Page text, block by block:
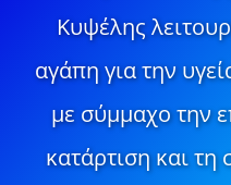
Κυψέλης
αγάπη για την
με σύμμαχο την
κατάρτιση και τη